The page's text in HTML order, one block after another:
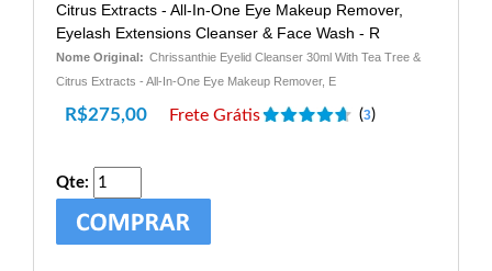
Citrus Extracts - All-In-One Eye Makeup Remover,
Eyelash Extensions Cleanser & Face Wash - R
Nome Original: Chrissanthie Eyelid Cleanser 30ml With Tea Tree &
Citrus Extracts - All-In-One Eye Makeup Remover, E
R$275,00 Frete Grátis (3)
Qte: